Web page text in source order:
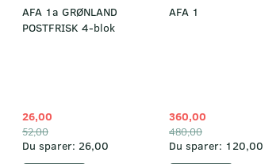
AFA 1a GRØNLAND
POSTFRISK 4-blok
26,00
52,00
Du sparer: 26,00
AFA 1
360,00
480,00
Du sparer: 120,00